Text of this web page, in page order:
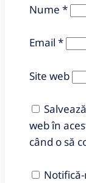
Nume *
Email *
Site web
web în
când o să